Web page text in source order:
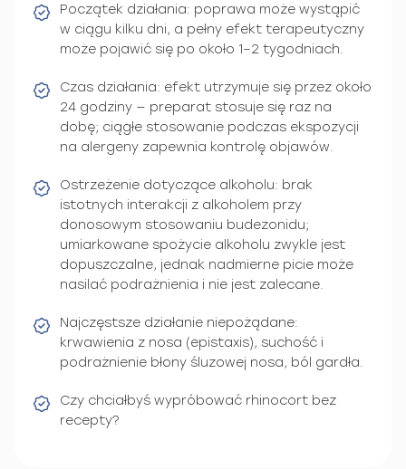
Początek działania: poprawa może wystąpić
w ciągu kilku dni, a pełny efekt terapeutyczny
może pojawić się po około 1–2 tygodniach.
Czas działania: efekt utrzymuje się przez około
24 godziny — preparat stosuje się raz na
dobę; ciągłe stosowanie podczas ekspozycji
na alergeny zapewnia kontrolę objawów.
Ostrzeżenie dotyczące alkoholu: brak
istotnych interakcji z alkoholem przy
donosowym stosowaniu budezonidu;
umiarkowane spożycie alkoholu zwykle jest
dopuszczalne, jednak nadmierne picie może
nasilać podrażnienia i nie jest zalecane.
Najczęstsze działanie niepożądane:
krwawienia z nosa (epistaxis), suchość i
podrażnienie błony śluzowej nosa, ból gardła.
Czy chciałbyś wypróbować rhinocort bez
recepty?